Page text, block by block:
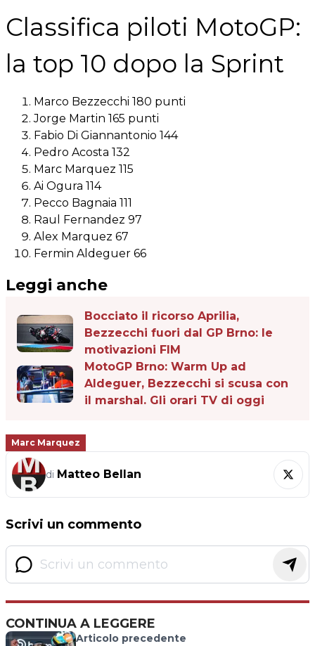
Classifica piloti MotoGP:
la top 10 dopo la Sprint
Marco Bezzecchi 180 punti
Jorge Martin 165 punti
Fabio Di Giannantonio 144
Pedro Acosta 132
Marc Marquez 115
Ai Ogura 114
Pecco Bagnaia 111
Raul Fernandez 97
Alex Marquez 67
Fermin Aldeguer 66
Leggi anche
Bocciato il ricorso Aprilia,
Bezzecchi fuori dal GP Brno: le
motivazioni FIM
MotoGP Brno: Warm Up ad
Aldeguer, Bezzecchi si scusa con
il marshal. Gli orari TV di oggi
Marc Marquez
di Matteo Bellan
Scrivi un commento
CONTINUA A LEGGERE
Articolo precedente